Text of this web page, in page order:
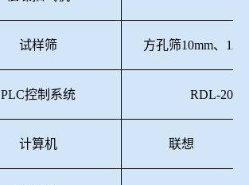
试样筛 方孔筛10mm、
PLC控制系统 RDL-
计算机 联想